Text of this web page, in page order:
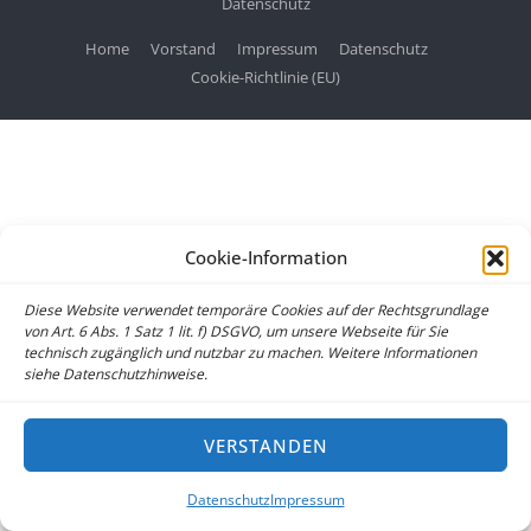
Cookie-Information
Diese Website verwendet temporäre Cookies auf der Rechtsgrundlage
von Art. 6 Abs. 1 Satz 1 lit. f) DSGVO, um unsere Webseite für Sie
technisch zugänglich und nutzbar zu machen. Weitere Informationen
siehe Datenschutzhinweise.
VERSTANDEN
DatenschutzImpressum
Home Vorstand Impressum
Datenschutz
Cookie-Richtlinie (EU)